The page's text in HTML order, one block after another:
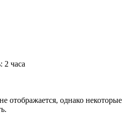
2 часа
отображается, однако некоторые